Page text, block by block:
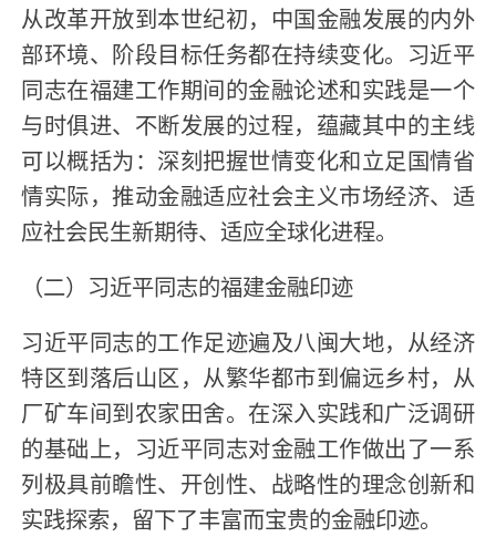
从改革开放到本世纪初，中国金融发展的内外
部环境、阶段目标任务都在持续变化。习近平
同志在福建工作期间的金融论述和实践是一个
与时俱进、不断发展的过程，蕴藏其中的主线
可以概括为：深刻把握世情变化和立足国情省
情实际，推动金融适应社会主义市场经济、适
应社会民生新期待、适应全球化进程。
（二）习近平同志的福建金融印迹
习近平同志的工作足迹遍及八闽大地，从经济
特区到落后山区，从繁华都市到偏远乡村，从
厂矿车间到农家田舍。在深入实践和广泛调研
的基础上，习近平同志对金融工作做出了一系
列极具前瞻性、开创性、战略性的理念创新和
实践探索，留下了丰富而宝贵的金融印迹。